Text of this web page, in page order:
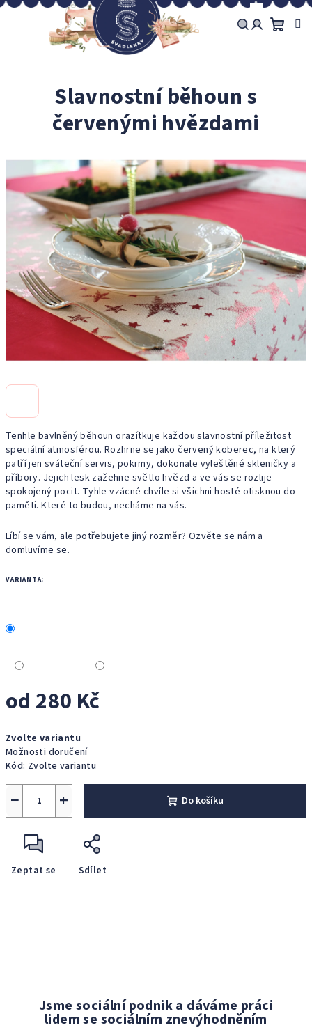
Přejít
Tenhle bavlněný běhoun orazítkuje každou slavnostní příležitost
speciální atmosférou. Rozhrne se jako červený koberec, na který
patří jen sváteční servis, pokrmy, dokonale vyleštěné skleničky a
příbory. Jejich lesk zažehne světlo hvězd a ve vás se rozlije
spokojený pocit. Tyhle vzácné chvíle si všichni hosté otisknou do
paměti. Které to budou, necháme na vás.
Líbí se vám, ale potřebujete jiný rozměr? Ozvěte se nám a
domluvíme se.
VARIANTA:
od 280 Kč
cena:
Zvolte variantu
Možnosti doručení
Kód: Zvolte variantu
+
− Do košíku
Zeptat se Sdílet
Slavnostní běhoun s
červenými hvězdami
Jsme sociální podnik a dáváme práci
lidem se sociálním znevýhodněním